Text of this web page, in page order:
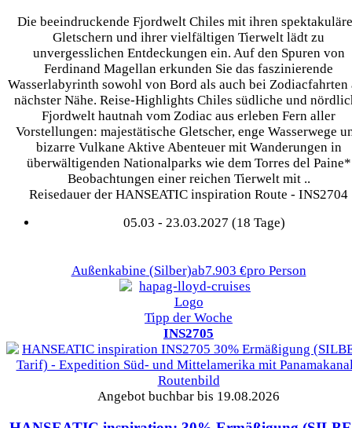
Die beeindruckende Fjordwelt Chiles mit ihren
Gletschern und ihrer vielfältigen Tierwelt lädt zu
unvergesslichen Entdeckungen ein. Auf den Spuren von
Ferdinand Magellan erkunden Sie das faszinierende
Wasserlabyrinth sowohl von Bord als auch bei Zodiacfahrten
nächster Nähe. Reise-Highlights Chiles südliche und
Fjordwelt hautnah vom Zodiac aus erleben Fern aller
Vorstellungen: majestätische Gletscher, enge Wasserwege
bizarre Vulkane Aktive Abenteuer mit Wanderungen in
überwältigenden Nationalparks wie dem Torres del Paine*
Beobachtungen einer reichen Tierwelt mit ..
Reisedauer der HANSEATIC inspiration Route - INS2704
05.03 - 23.03.2027 (18 Tage)
Außenkabine (Silber)ab7.903 €pro Person
Tipp der Woche
INS2705
Angebot buchbar bis 19.08.2026